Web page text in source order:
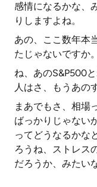
感情になるかな、
りしますよね。
あの、ここ数年本
たじゃないですか。
ね、あのS&P500
人はさ、もうあの
まあでもさ、相場
ばっかりじゃない
ってどうなるかな
ろうね、ストレス
だろうか、みたい